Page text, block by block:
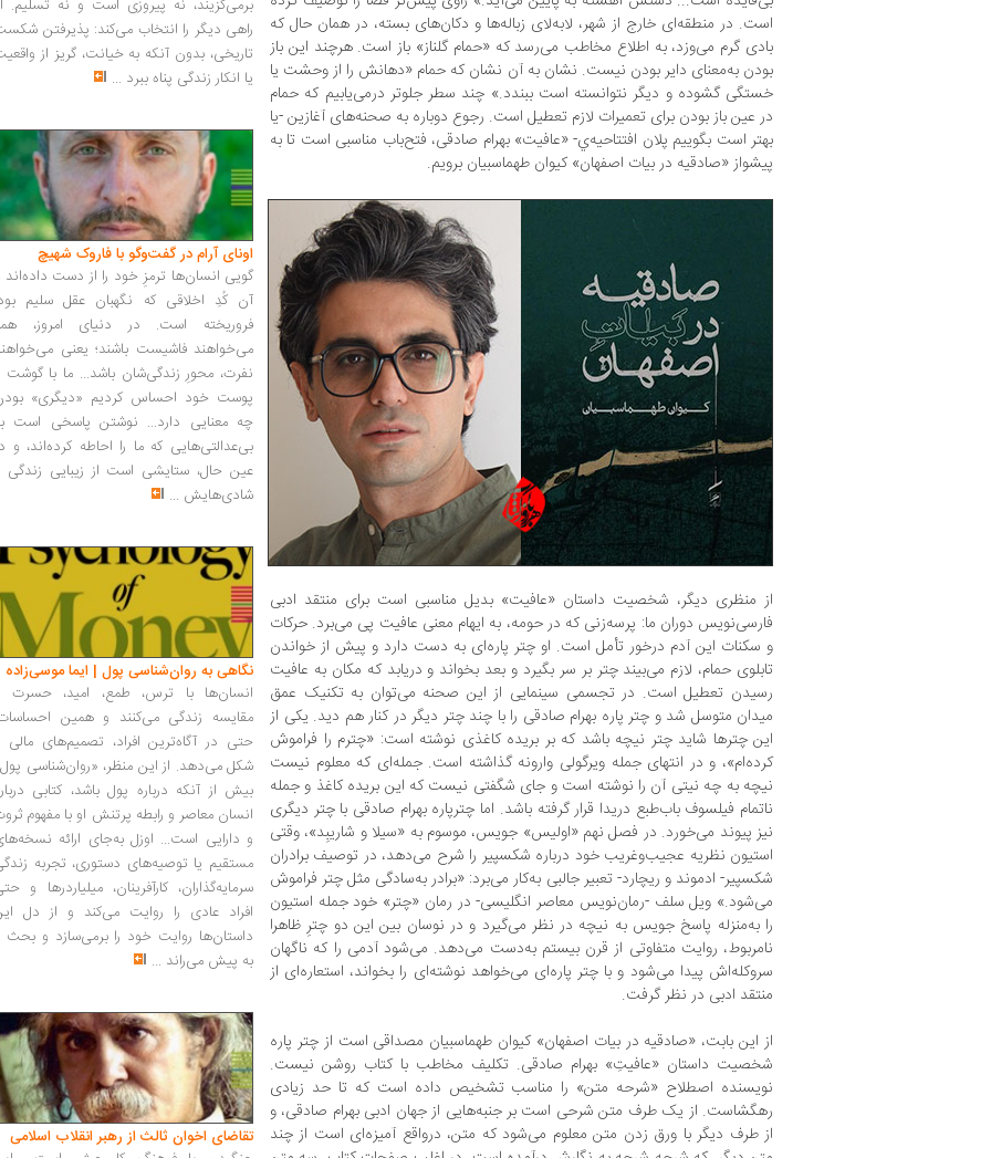
است. در منطقه‌ای خارج از شهر، لابه‌لای زباله‌ها و دکان‌های بسته، در همان حال که
بادی گرم می‌وزد، به اطلاع مخاطب می‌رسد که «حمام گلناز» باز است. هرچند این باز‌
بودن به‌معنای دایر‌ بودن نیست. نشان به آن نشان که حمام «دهانش را از وحشت یا
خستگی گشوده و دیگر نتوانسته است ببندد.» چند سطر جلوتر درمی‌یابیم که حمام
در عین باز بودن برای تعمیرات لازم تعطیل است. رجوع دوباره به صحنه‌های آغازین -یا
بهتر است بگوییم پلان افتتاحیه‌ي- «عافیت» بهرام صادقی، فتح‌باب مناسبی است تا به
پیشواز «صادقیه در بیات اصفهان» کیوان طهماسبیان برویم.
از منظری دیگر، شخصیت داستان «عافیت» بدیل مناسبی است برای منتقد ادبی
فارسی‌نویس دوران ما: پرسه‌زنی که در حومه، به ایهام معنی عافیت پی می‌برد. حرکات
و سکنات این آدم درخور تأمل است. او چتر پاره‌ای به دست دارد و پیش از خواندن
تابلوی حمام، لازم می‌بیند چتر بر سر بگیرد و بعد بخواند و دریابد که مکان به عافیت‌
رسیدن تعطیل است. در تجسمی سینمایی از این صحنه می‌توان به تکنیک عمق
میدان متوسل شد و چتر پاره بهرام صادقی را با چند چتر دیگر در کنار هم دید. یکی از
این چترها شاید چتر نیچه باشد که بر بریده کاغذی نوشته است: «چترم را فراموش
کرده‌ام»، و در انتهای جمله ویرگولی وارونه گذاشته است. جمله‌ای که معلوم نیست
نیچه به چه نیتی آن را نوشته است و جای شگفتی نیست که این بریده کاغذ و جمله
ناتمام فیلسوف باب‌طبع دریدا قرار گرفته باشد. اما چترپاره بهرام صادقی با چتر دیگری
نیز پیوند می‌خورد. در فصل نهم «اولیس» جویس، موسوم به «سیلا و شاریبِد»، وقتی
استیون نظریه عجیب‌وغریب خود درباره شکسپیر را شرح می‌دهد، در توصیف برادران
شکسپیر-‌ ادموند و ریچارد- تعبیر جالبی به‌کار می‌برد: «برادر به‌سادگی مثل چتر فراموش
می‌شود.» ویل سلف -‌رمان‌نویس معاصر انگلیسی- در رمان «چتر» خود جمله استیون
را به‌منزله پاسخ جویس به نیچه در نظر می‌گیرد و در نوسان بین این دو چترِ ظاهرا
نامربوط، روایت متفاوتی از قرن بیستم به‌دست می‌دهد. می‌شود آدمی را که ناگهان
سروکله‌اش پیدا می‌شود و با چتر پاره‌ای می‌خواهد نوشته‌ای را بخواند، استعاره‌ای از
منتقد ادبی در نظر گرفت.
از این بابت، «صادقیه در بیات اصفهان» کیوان طهماسبیان مصداقی است از چتر پاره
شخصیت داستان «عافیتِ» بهرام صادقی. تکلیف مخاطب با کتاب روشن نیست.
نویسنده اصطلاح «شرحه متن» را مناسب تشخیص داده است که تا حد زیادی
رهگشاست. از یک طرف متن شرحی است بر جنبه‌هایی از جهان ادبی بهرام صادقی، و
از طرف دیگر با ورق زدن متن معلوم می‌شود که متن، در‌واقع آمیزه‌ای است از چند
برمی‌گزیند، نه پیروزی است و نه تسلیم.
راهی دیگر را انتخاب می‌کند: پذیرفتن
تاریخی، بدون آنکه به خیانت، گریز از
یا انکار زندگی پناه ببرد ...
اونای آرام در گفت‌وگو با فاروک شهیچ‭
گویی انسان‌ها ترمزِ خود را از دست داده‌اند
آن کُدِ اخلاقی که نگهبان عقل سلیم
فروریخته است. در دنیای امروز،
می‌خواهند فاشیست باشند؛ یعنی
نفرت، محورِ زندگی‌شان باشد... ما با گوشت
پوست خود احساس کردیم «دیگری»
چه معنایی دارد... نوشتن پاسخی است
بی‌عدالتی‌هایی که ما را احاطه کرده‌اند، و
عین حال، ستایشی است از زیبایی زندگی
شادی‌هایش ...
نگاهی به روان‌شناسی پول | ایما موسی‌زاده
انسان‌ها با ترس، طمع، امید، حسرت
مقایسه زندگی می‌کنند و همین
حتی در آگاه‌ترین افراد، تصمیم‌های مالی
شکل می‌دهد. از این منظر، «روان‌شناسی
بیش از آنکه درباره پول باشد، کتابی
انسان معاصر و رابطه پرتنش او با مفهوم
و دارایی است... اوزل به‌جای ارائه
مستقیم یا توصیه‌های دستوری، تجربه
سرمایه‌گذاران، کارآفرینان، میلیاردرها و
افراد عادی را روایت می‌کند و از دل
داستان‌ها روایت خود را برمی‌سازد و بحث
به پیش می‌راند ...
تقاضای اخوان ثالث از رهبر انقلاب اسلامی